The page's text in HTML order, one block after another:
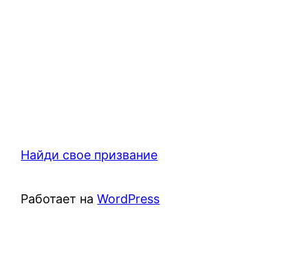
Найди свое призвание
Работает наWordPress